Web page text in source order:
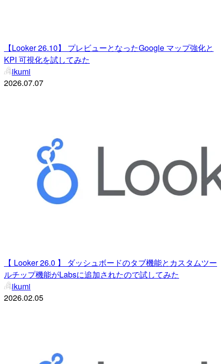
【Looker 26.10】 プレビューとなったGoogle マップ強化と
KPI 可視化を試してみた
ikumi
2026.07.07
【 Looker 26.0 】 ダッシュボードのタブ機能とカスタムツー
ルチップ機能がLabsに追加されたので試してみた
ikumi
2026.02.05